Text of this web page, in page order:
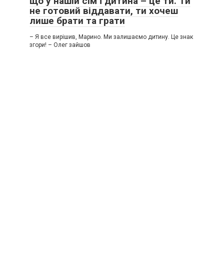
не готовий віддавати, ти хочеш
лише брати та грати
– Я все вирішив, Марино. Ми залишаємо дитину. Це знак
згори! – Олег зайшов